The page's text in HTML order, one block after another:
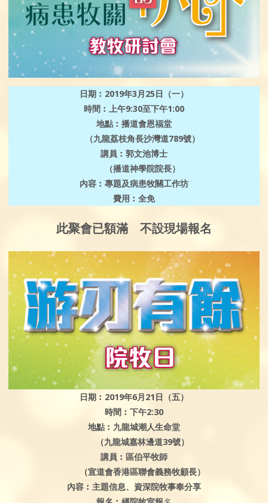
日期︰2019年3月25日（一）
時間︰上午9:30至下午1:00
地點︰播道會恩福堂
（九龍荔枝角長沙灣道789號）
講員︰郭文池博士
（播道神學院院長）
內容︰專題及病患牧關工作坊
費用︰全免
此聚會已額滿 不設現場報名
日期︰2019年6月21日（五）
時間︰下午2:30
地點︰九龍城潮人生命堂
（九龍城嘉林邊道39號）
講員︰區伯平牧師
（宣道會香港區聯會義務牧顧長）
內容︰主題信息、資深院牧事奉分享